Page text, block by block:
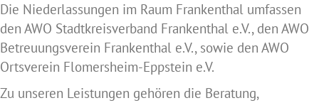
Die Niederlassungen im Raum Frankenthal umfassen
den AWO Stadtkreisverband Frankenthal e.V., den AWO
Betreuungsverein Frankenthal e.V., sowie den AWO
Ortsverein Flomersheim-Eppstein e.V.
Zu unseren Leistungen gehören die Beratung,